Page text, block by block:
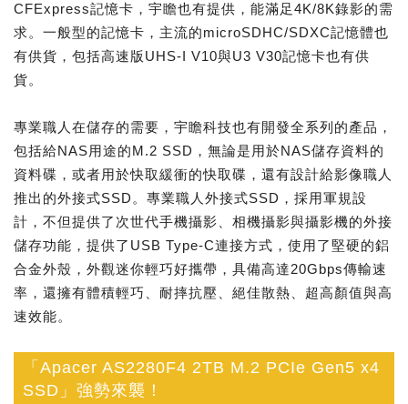
CFExpress記憶卡，宇瞻也有提供，能滿足4K/8K錄影的需
求。一般型的記憶卡，主流的microSDHC/SDXC記憶體也
有供貨，包括高速版UHS-I V10與U3 V30記憶卡也有供
貨。
專業職人在儲存的需要，宇瞻科技也有開發全系列的產品，
包括給NAS用途的M.2 SSD，無論是用於NAS儲存資料的
資料碟，或者用於快取緩衝的快取碟，還有設計給影像職人
推出的外接式SSD。專業職人外接式SSD，採用軍規設
計，不但提供了次世代手機攝影、相機攝影與攝影機的外接
儲存功能，提供了USB Type-C連接方式，使用了堅硬的鋁
合金外殼，外觀迷你輕巧好攜帶，具備高達20Gbps傳輸速
率，還擁有體積輕巧、耐摔抗壓、絕佳散熱、超高顏值與高
速效能。
「Apacer AS2280F4 2TB M.2 PCIe Gen5 x4
SSD」強勢來襲！